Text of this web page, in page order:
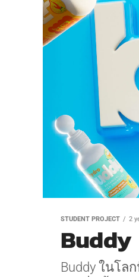
STUDENT PROJECT 2
Buddy
Buddy ในโ